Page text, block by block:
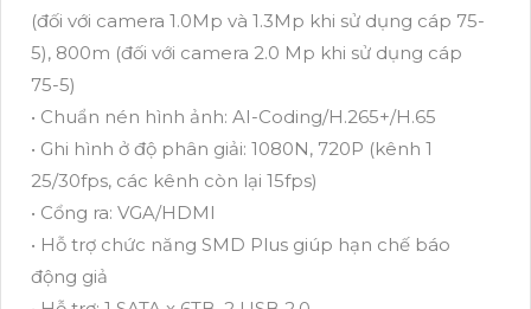
(đối với camera 1.0Mp và 1.3Mp khi sử dụng cáp 75-
5), 800m (đối với camera 2.0 Mp khi sử dụng cáp
75-5)
• Chuẩn nén hình ảnh: AI-Coding/H.265+/H.65
• Ghi hình ở độ phân giải: 1080N, 720P (kênh 1
25/30fps, các kênh còn lại 15fps)
• Cổng ra: VGA/HDMI
• Hỗ trợ chức năng SMD Plus giúp hạn chế báo
động giả